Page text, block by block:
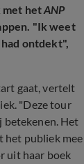
met hetANP
"Ik weet
ontdekt",
gaat, vertelt
"Deze tour
betekenen. Het
het publiek mee
uit haar boek